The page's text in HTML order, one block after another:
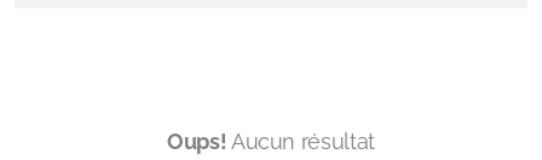
Oups! Aucun résultat